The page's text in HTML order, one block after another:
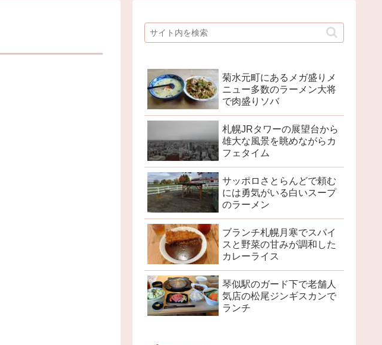
菊水元町にあるメガ盛りメ
ニュー多数のラーメン大将
で肉盛りソバ
札幌JRタワーの展望台から
雄大な風景を眺めながらカ
フェタイム
サッポロさとらんどで頼む
には勇気がいる白いスープ
のラーメン
ブランチ札幌月寒でスパイ
スと野菜の甘みが調和した
カレーライス
琴似駅のガード下で老舗人
気店の松尾ジンギスカンで
ランチ